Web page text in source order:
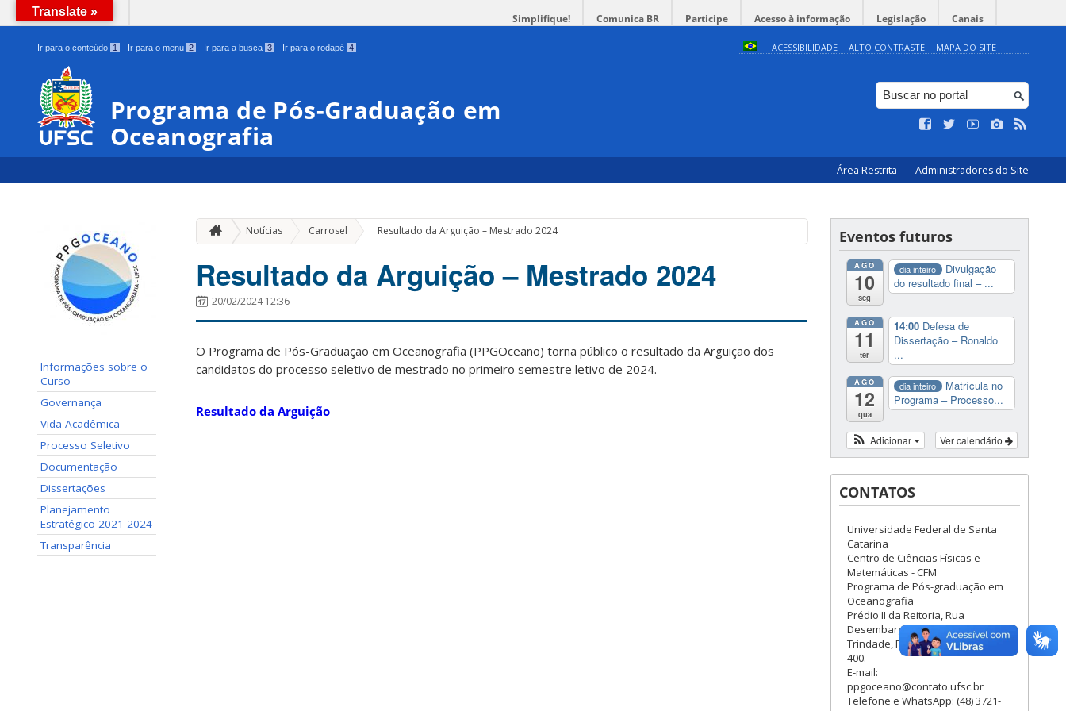
BRASIL Simplifique! Comunica BR Participe Acesso à informação Legislação Canais
Ir para o conteúdo 1 Ir para o menu 2 Ir para a busca 3 Ir para o rodapé 4 ACESSIBILIDADE ALTO CONTRASTE MAPA DO SITE
Programa de Pós-Graduação em
Oceanografia
Área Restrita Administradores do Site
Informações sobre o
Curso
Governança
Vida Acadêmica
Processo Seletivo
Documentação
Dissertações
Planejamento
Estratégico 2021-2024
Transparência
Notícias Carrosel » Resultado da Arguição – Mestrado 2024
Resultado da Arguição – Mestrado 2024
20/02/2024 12:36
O Programa de Pós-Graduação em Oceanografia (PPGOceano) torna público o resultado da Arguição dos
candidatos do processo seletivo de mestrado no primeiro semestre letivo de 2024.
Resultado da Arguição
Eventos futuros
AGO
10
seg
dia inteiro
Divulgação
do resultado final – ...
AGO
11
ter
14:00 Defesa de
Dissertação – Ronaldo
...
AGO
12
qua
dia inteiro
Matrícula no
Programa – Processo...
Ver calendário
Adicionar
CONTATOS
Universidade Federal de Santa
Catarina
Centro de Ciências Físicas e
Matemáticas - CFM
Programa de Pós-graduação em
Oceanografia
Prédio II da Reitoria, Rua
Desembargador Vitor Lima, 222,
Trindade, Florianópolis, CEP 88040-
400.
E-mail:
ppgoceano@contato.ufsc.br
Telefone e WhatsApp: (48) 3721-
Translate »